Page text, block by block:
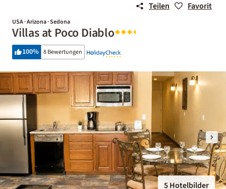
Teilen Favorit
USA · Arizona · Sedona
Villas at Poco Diablo
100% 8 Bewertungen
5 Hotelbilder